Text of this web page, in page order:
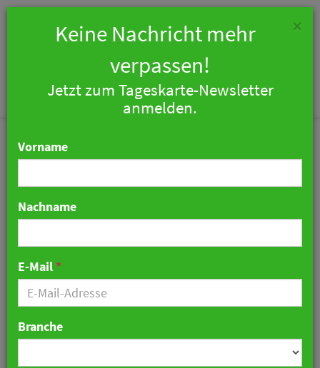
Oberlandesgericht weist
Klage nach Weindiebstahl
im Kronenschlösschen ab
×
Keine Nachricht mehr
verpassen!
Jetzt zum Tageskarte-Newsletter
anmelden.
Vorname
Nachname
E-Mail *
Branche